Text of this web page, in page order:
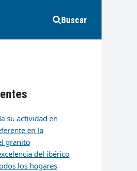
Buscar
su actividad en
en la
granito
del ibérico
los hogares